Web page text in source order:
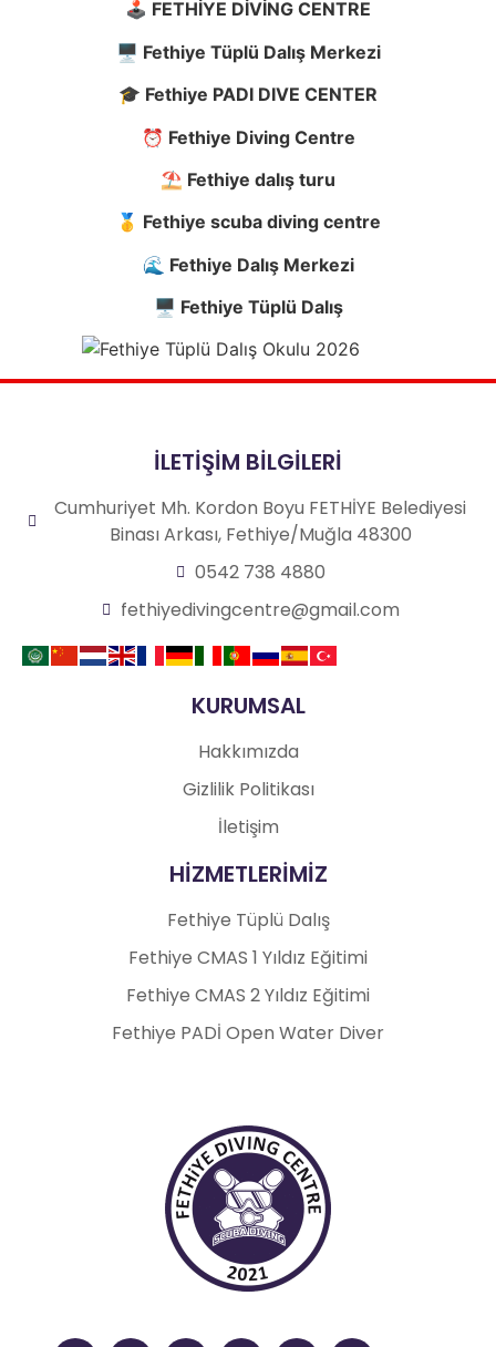
🕹️ FETHİYE DİVİNG CENTRE
🖥️ Fethiye Tüplü DalışMerkezi
🎓 Fethiye PADI DIVE CENTER
⏰ Fethiye Diving Centre
⛱️ Fethiye dalış turu
🥇 Fethiye scuba diving centre
🌊 Fethiye DalışMerkezi
🖥️ Fethiye Tüplü Dalış
İLETİŞİM BİLGİLERİ
Cumhuriyet Mh. Kordon Boyu FETHİYE Belediyesi
Binası Arkası, Fethiye/Muğla 48300
0542 738 4880
fethiyedivingcentre@gmail.com
KURUMSAL
Hakkımızda
Gizlilik Politikası
İletişim
HİZMETLERİMİZ
Fethiye Tüplü Dalış
Fethiye CMAS 1 Yıldız Eğitimi
Fethiye CMAS 2 Yıldız Eğitimi
Fethiye PADİ Open Water Diver